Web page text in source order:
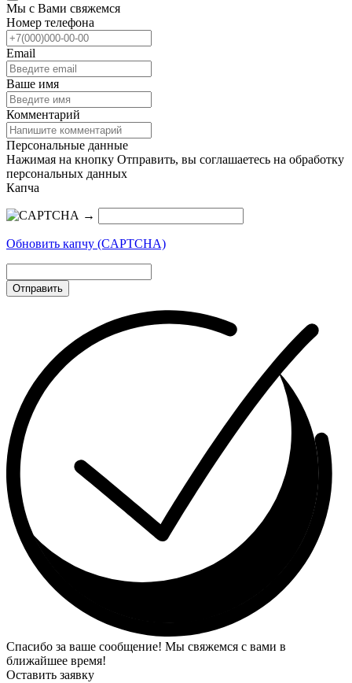
Мы с Вами свяжемся
Номер телефона
Email
Ваше имя
Комментарий
Персональные данные
Нажимая на кнопку Отправить, вы соглашаетесь на обработку
персональных данных
Капча
→
Обновить капчу (CAPTCHA)
Отправить
Спасибо за ваше сообщение! Мы свяжемся с вами в
ближайшее время!
Оставить заявку